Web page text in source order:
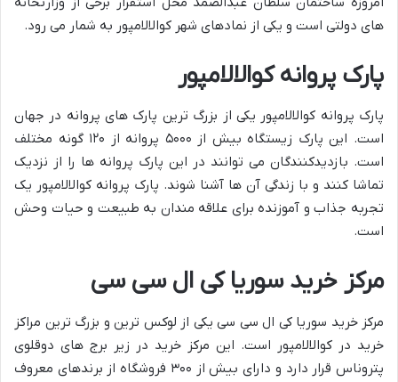
های دولتی است و یکی از نمادهای شهر کوالالامپور به شمار می رود.
پارک پروانه کوالالامپور
پارک پروانه کوالالامپور یکی از بزرگ ترین پارک های پروانه در جهان
است. این پارک زیستگاه بیش از ۵۰۰۰ پروانه از ۱۲۰ گونه مختلف
است. بازدیدکنندگان می توانند در این پارک پروانه ها را از نزدیک
تماشا کنند و با زندگی آن ها آشنا شوند. پارک پروانه کوالالامپور یک
تجربه جذاب و آموزنده برای علاقه مندان به طبیعت و حیات وحش
است.
مرکز خرید سوریا کی ال سی سی
مرکز خرید سوریا کی ال سی سی یکی از لوکس ترین و بزرگ ترین مراکز
خرید در کوالالامپور است. این مرکز خرید در زیر برج های دوقلوی
پتروناس قرار دارد و دارای بیش از ۳۰۰ فروشگاه از برندهای معروف